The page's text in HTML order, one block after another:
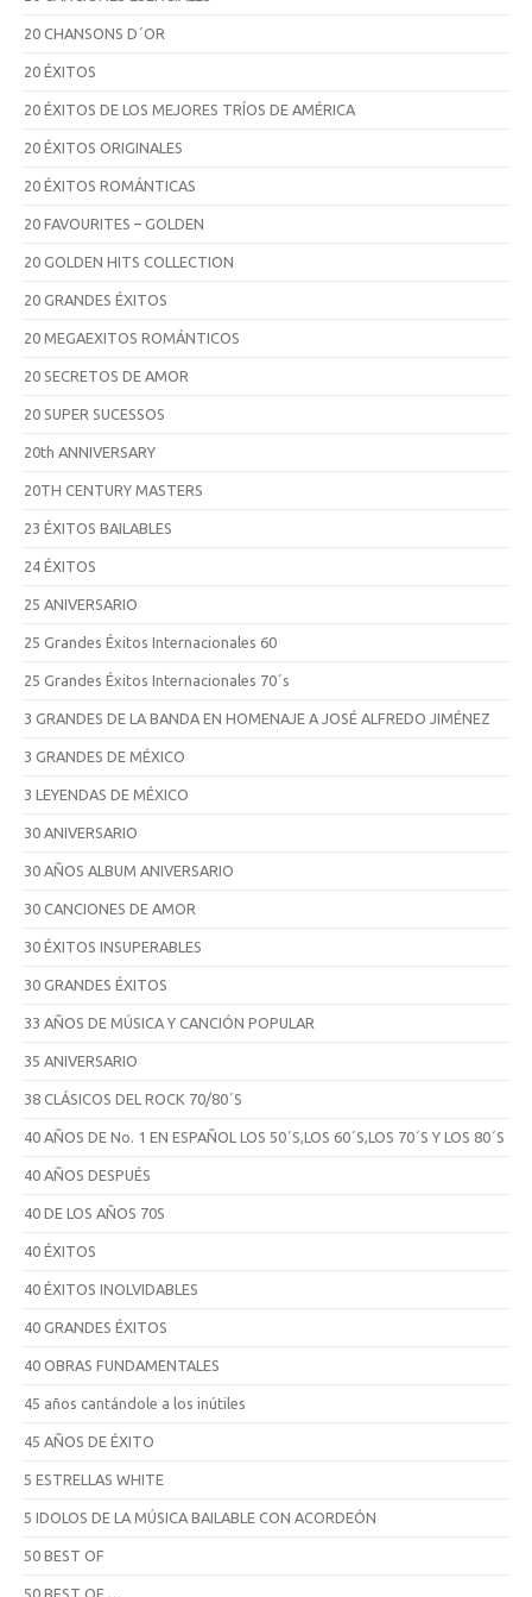
20 CHANSONS D´OR
20 ÉXITOS
20 ÉXITOS DE LOS MEJORES TRÍOS DE AMÉRICA
20 ÉXITOS ORIGINALES
20 ÉXITOS ROMÁNTICAS
20 FAVOURITES – GOLDEN
20 GOLDEN HITS COLLECTION
20 GRANDES ÉXITOS
20 MEGAEXITOS ROMÁNTICOS
20 SECRETOS DE AMOR
20 SUPER SUCESSOS
20th ANNIVERSARY
20TH CENTURY MASTERS
23 ÉXITOS BAILABLES
24 ÉXITOS
25 ANIVERSARIO
25 Grandes Éxitos Internacionales 60
25 Grandes Éxitos Internacionales 70´s
3 GRANDES DE LA BANDA EN HOMENAJE A JOSÉ ALFREDO JIMÉNEZ
3 GRANDES DE MÉXICO
3 LEYENDAS DE MÉXICO
30 ANIVERSARIO
30 AÑOS ALBUM ANIVERSARIO
30 CANCIONES DE AMOR
30 ÉXITOS INSUPERABLES
30 GRANDES ÉXITOS
33 AÑOS DE MÚSICA Y CANCIÓN POPULAR
35 ANIVERSARIO
38 CLÁSICOS DEL ROCK 70/80´S
40 AÑOS DE No. 1 EN ESPAÑOL LOS 50´S,LOS 60´S,LOS 70´S Y LOS 80´S
40 AÑOS DESPUÉS
40 DE LOS AÑOS 70S
40 ÉXITOS
40 ÉXITOS INOLVIDABLES
40 GRANDES ÉXITOS
40 OBRAS FUNDAMENTALES
45 años cantándole a los inútiles
45 AÑOS DE ÉXITO
5 ESTRELLAS WHITE
5 IDOLOS DE LA MÚSICA BAILABLE CON ACORDEÓN
50 BEST OF
50 BEST OF …